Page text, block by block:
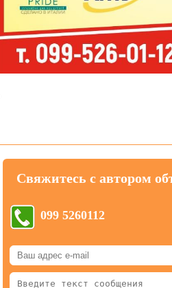
Свяжитесь с автором
099 5260112